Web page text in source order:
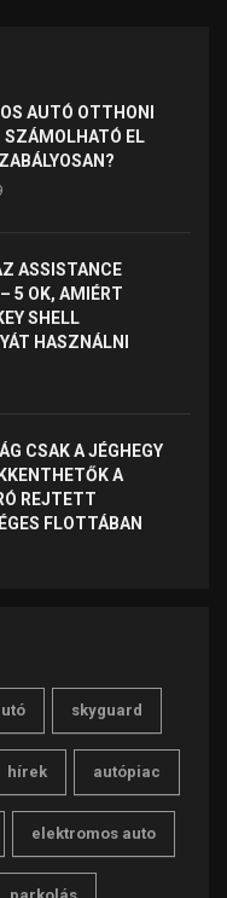
AUTÓ OTTHONI
SZÁMOLHATÓ EL
ASSISTANCE
5 OK, AMIÉRT
SHELL
HASZNÁLNI
CSAK A JÉGHEGY
A
REJTETT
FLOTTÁBAN
skyguard
hírek autópiac
elektromos auto
parkolás